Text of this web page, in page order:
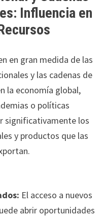
Influencia en
en gran medida de las
y las cadenas de
la economía global,
o políticas
significativamente los
y productos que las
El acceso a nuevos
abrir oportunidades